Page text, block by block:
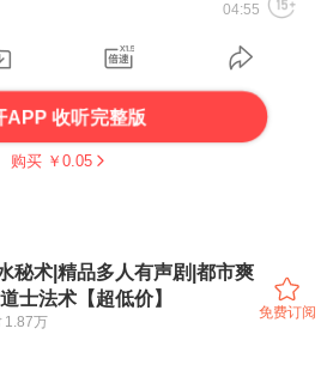
04:55
APP 收听完整版
购买 ￥ 0.05
秘术|精品多人有声剧|都市爽
士法术【超低价】
1.87万
免费订阅